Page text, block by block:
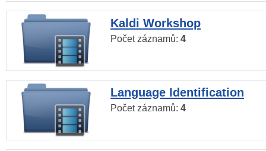
Kaldi Workshop
Počet záznamů: 4
Language Identification
Počet záznamů: 4